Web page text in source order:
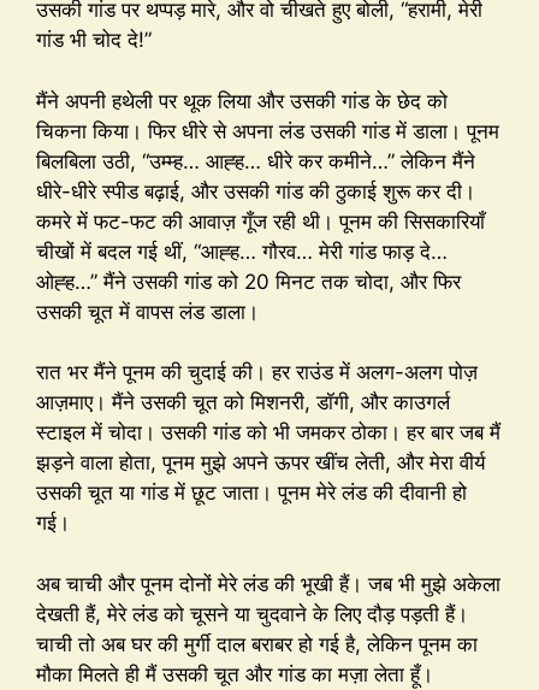
उसकी गांड पर थप्पड़ मारे, और वो चीखते हुए बोली, “हरामी, मेरी
गांड भी चोद दे!”
मैंने अपनी हथेली पर थूक लिया और उसकी गांड के छेद को
चिकना किया। फिर धीरे से अपना लंड उसकी गांड में डाला। पूनम
बिलबिला उठी, “उम्म्ह… आह्ह… धीरे कर कमीने…” लेकिन मैंने
धीरे-धीरे स्पीड बढ़ाई, और उसकी गांड की ठुकाई शुरू कर दी।
कमरे में फट-फट की आवाज़ गूँज रही थी। पूनम की सिसकारियाँ
चीखों में बदल गई थीं, “आह्ह… गौरव… मेरी गांड फाड़ दे…
ओह्ह…” मैंने उसकी गांड को 20 मिनट तक चोदा, और फिर
उसकी चूत में वापस लंड डाला।
रात भर मैंने पूनम की चुदाई की। हर राउंड में अलग-अलग पोज़
आज़माए। मैंने उसकी चूत को मिशनरी, डॉगी, और काउगर्ल
स्टाइल में चोदा। उसकी गांड को भी जमकर ठोका। हर बार जब मैं
झड़ने वाला होता, पूनम मुझे अपने ऊपर खींच लेती, और मेरा वीर्य
उसकी चूत या गांड में छूट जाता। पूनम मेरे लंड की दीवानी हो
गई।
अब चाची और पूनम दोनों मेरे लंड की भूखी हैं। जब भी मुझे अकेला
देखती हैं, मेरे लंड को चूसने या चुदवाने के लिए दौड़ पड़ती हैं।
चाची तो अब घर की मुर्गी दाल बराबर हो गई है, लेकिन पूनम का
मौका मिलते ही मैं उसकी चूत और गांड का मज़ा लेता हूँ।